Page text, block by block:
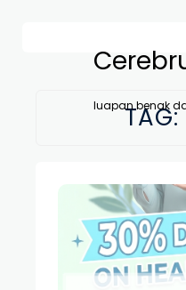
luapan benak
TAG: